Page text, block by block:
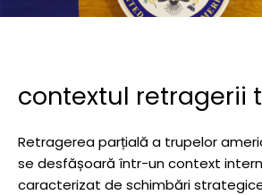
contextul retragerii
Retragerea parțială a trupelor
se desfășoară într-un context
caracterizat de schimbări